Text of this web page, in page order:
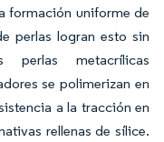
formación uniforme de
perlas logran esto sin
metacrílicas
se polimerizan en
a la tracción en
rellenas de sílice.